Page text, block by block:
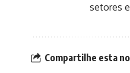
setores
Compartilhe esta